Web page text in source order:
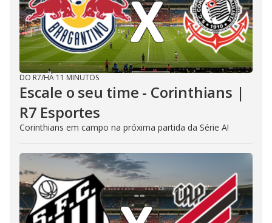
DO R7/HÁ 11 MINUTOS
Escale o seu time - Corinthians |
R7 Esportes
Corinthians em campo na próxima partida da Série A!